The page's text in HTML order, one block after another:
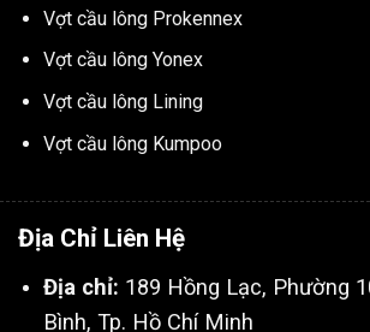
Vợt cầu lông Prokennex
Vợt cầu lông Yonex
Vợt cầu lông Lining
Vợt cầu lông Kumpoo
Địa Chỉ Liên Hệ
Địa chỉ: 189 Hồng Lạc, Phường
Bình, Tp. Hồ Chí Minh